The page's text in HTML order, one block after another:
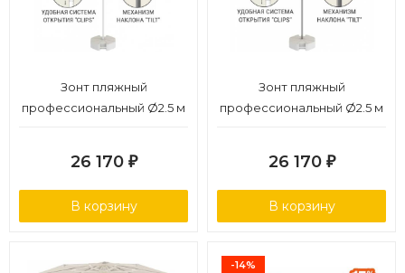
Зонт пляжный
профессиональный Ø2.5 м
26 170 ₽
В корзину
Зонт пляжный
профессиональный Ø2.5 м
26 170 ₽
В корзину
-14%